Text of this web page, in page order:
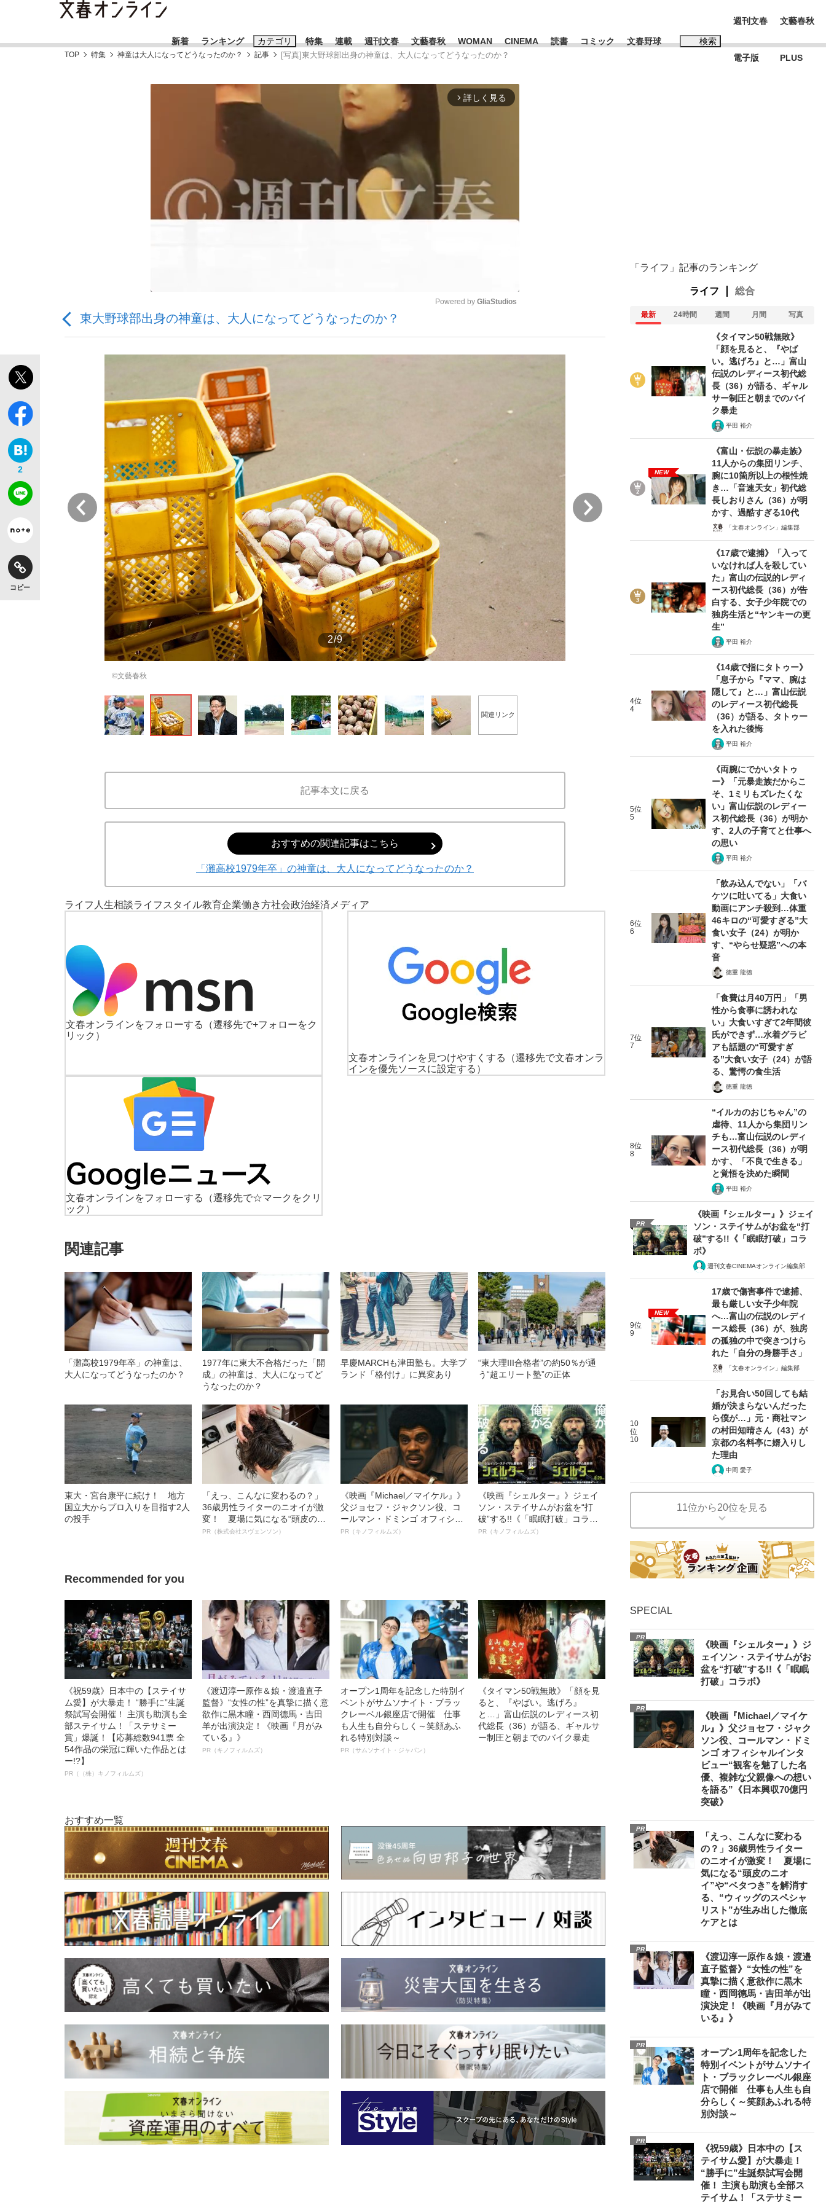
新着 ランキング カテゴリ
「敗因分析は一切聞かれなかった」侍ジャパン選手が証言した“NPB聞... 「クマが悪者扱いされているのが悲しい」『北の国から』倉本聰氏（91...
「目標達成できなかったからと言って…」サッカー日本代表・森保一監督...
もっと見る
特集
キングの誕生を、目撃せよ。
the Style
もっと見る
連載 週刊文春 文藝春秋 WOMAN CINEMA 読書 コミック 文春野球 検索
おすすめのキーワードタグ一覧
#高市早苗 #森岡毅
週刊文春
電子版
文藝春秋
PLUS
TOP 特集 神童は大人になってどうなったのか？ 記事 [写真]東大野球部出身の神童は、大人になってどうなったのか？
arrow_forward_ios 詳しく見る
Mute
Powered by GliaStudios
東大野球部出身の神童は、大人になってどうなったのか？
2
コピー
2/9
©文藝春秋
3/9
前
関連リンク
記事本文に戻る
おすすめの関連記事はこちら
「灘高校1979年卒」の神童は、大人になってどうなったのか？
ライフ 人生相談ライフスタイル教育企業働き方社会政治経済 メディア
文春オンラインをフォローする
（遷移先で+フォローをク
リック）
文春オンラインを見つけやすくする
（遷移先で文春オンラ
インを優先ソースに設定する）
文春オンラインをフォローする
（遷移先で☆マークをクリ
ック）
関連記事
「灘高校1979年卒」の神童は、
大人になってどうなったのか？
1977年に東大不合格だった「開
成」の神童は、大人になってど
うなったのか？
早慶MARCHも津田塾も。大学ブ
ランド「格付け」に異変あり
“東大理III合格者”の約50％が通
う“超エリート塾”の正体
東大・宮台康平に続け！ 地方
国立大からプロ入りを目指す2人
の投手
「えっ、こんなに変わるの？」
36歳男性ライターのニオイが激
変！ 夏場に気になる“頭皮のニ
オイ”や“ベタつき”を解消す
PR（株式会社スヴェンソン）
《映画『Michael／マイケル』》
父ジョセフ・ジャクソン役、コ
ールマン・ドミンゴ オフィシャ
ルインタビュー“観客を魅了した
PR（キノフィルムズ）
《映画『シェルター』》ジェイ
ソン・ステイサムがお盆を“打
破”する!!《「眠眠打破」コラ
ボ》
PR（キノフィルムズ）
Recommended for you
《祝59歳》日本中の【ステイサ
ム愛】が大暴走！ “勝手に”生誕
祭試写会開催！ 主演も助演も全
部ステイサム！「ステサミー
賞」爆誕！【応募総数941票 全
54作品の栄冠に輝いた作品とは
ー!?】
PR（（株）キノフィルムズ）
《渡辺淳一原作＆娘・渡邉直子
監督》“女性の性”を真摯に描く意
欲作に黒木瞳・西岡德馬・吉田
羊が出演決定！《映画『月がみ
ている』》
PR（キノフィルムズ）
オープン1周年を記念した特別イ
ベントがサムソナイト・ブラッ
クレーベル銀座店で開催 仕事
も人生も自分らしく～笑顔あふ
れる特別対談～
PR（サムソナイト・ジャパン）
《タイマン50戦無敗》「顔を見
ると、『やばい。逃げろ』
と…」富山伝説のレディース初
代総長（36）が語る、ギャルサ
ー制圧と朝までのバイク暴走
おすすめ一覧
「ライフ」記事のランキング
ライフ 総合
最新 24時間 週間 月間 写真
《タイマン50戦無敗》
「顔を見ると、『やば
い。逃げろ』と…」富山
伝説のレディース初代総
長（36）が語る、ギャル
サー制圧と朝までのバイ
ク暴走
平田 裕介
NEW
《富山・伝説の暴走族》
11人からの集団リンチ、
腕に10箇所以上の根性焼
き…「音速天女」初代総
長しおりさん（36）が明
かす、過酷すぎる10代
「文春オンライン」編集部
《17歳で逮捕》「入って
いなければ人を殺してい
た」富山の伝説的レディ
ース初代総長（36）が告
白する、女子少年院での
独房生活と“ヤンキーの更
生”
平田 裕介
4位
4
《14歳で指にタトゥー》
「息子から『ママ、腕は
隠して』と…」富山伝説
のレディース初代総長
（36）が語る、タトゥー
を入れた後悔
平田 裕介
5位
5
《両腕にでかいタトゥ
ー》「元暴走族だからこ
そ、1ミリもズレたくな
い」富山伝説のレディー
ス初代総長（36）が明か
す、2人の子育てと仕事へ
の思い
平田 裕介
6位
6
「飲み込んでない」「バ
ケツに吐いてる」大食い
動画にアンチ殺到…体重
46キロの“可愛すぎる”大
食い女子（24）が明か
す、“やらせ疑惑”への本
音
徳重 龍徳
7位
7
「食費は月40万円」「男
性から食事に誘われな
い」大食いすぎて2年間彼
氏ができず…水着グラビ
アも話題の“可愛すぎ
る”大食い女子（24）が語
る、驚愕の食生活
徳重 龍徳
8位
8
“イルカのおじちゃん”の
虐待、11人から集団リン
チも…富山伝説のレディ
ース初代総長（36）が明
かす、「不良で生きる」
と覚悟を決めた瞬間
平田 裕介
PR
《映画『シェルター』》ジェイ
ソン・ステイサムがお盆を“打
破”する!!《「眠眠打破」コラ
ボ》
週刊文春CINEMAオンライン編集部
9位
9
NEW
17歳で傷害事件で逮捕、
最も厳しい女子少年院
へ…富山の伝説のレディ
ース総長（36）が、独房
の孤独の中で突きつけら
れた「自分の身勝手さ」
「文春オンライン」編集部
10
位
10
「お見合い50回しても結
婚が決まらないんだった
ら僕が…」元・商社マン
の村田知晴さん（43）が
京都の名料亭に婿入りし
た理由
中岡 愛子
11位から20位を見る
SPECIAL
PR
《映画『シェルター』》ジ
ェイソン・ステイサムがお
盆を“打破”する!!《「眠眠
打破」コラボ》
PR
《映画『Michael／マイケ
ル』》父ジョセフ・ジャク
ソン役、コールマン・ドミ
ンゴ オフィシャルインタ
ビュー“観客を魅了した名
優、複雑な父親像への想い
を語る”《日本興収70億円
突破》
PR
「えっ、こんなに変わる
の？」36歳男性ライター
のニオイが激変！ 夏場に
気になる“頭皮のニオ
イ”や“ベタつき”を解消す
る、“ウィッグのスペシャ
リスト”が生み出した徹底
ケアとは
PR
《渡辺淳一原作＆娘・渡邉
直子監督》“女性の性”を
真摯に描く意欲作に黒木
瞳・西岡德馬・吉田羊が出
演決定！《映画『月がみて
いる』》
PR
オープン1周年を記念した
特別イベントがサムソナイ
ト・ブラックレーベル銀座
店で開催 仕事も人生も自
分らしく～笑顔あふれる特
別対談～
PR
《祝59歳》日本中の【ス
テイサム愛】が大暴走！
“勝手に”生誕祭試写会開
催！ 主演も助演も全部ス
テイサム！「ステサミー